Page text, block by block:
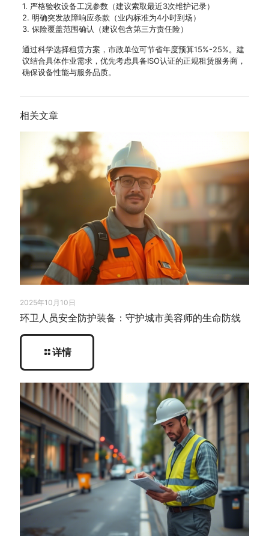
1. 严格验收设备工况参数（建议索取最近3次维护记录）
2. 明确突发故障响应条款（业内标准为4小时到场）
3. 保险覆盖范围确认（建议包含第三方责任险）
通过科学选择租赁方案，市政单位可节省年度预算15%-25%。建
议结合具体作业需求，优先考虑具备ISO认证的正规租赁服务商，
确保设备性能与服务品质。
相关文章
2025年10月10日
环卫人员安全防护装备：守护城市美容师的生命防线
详情